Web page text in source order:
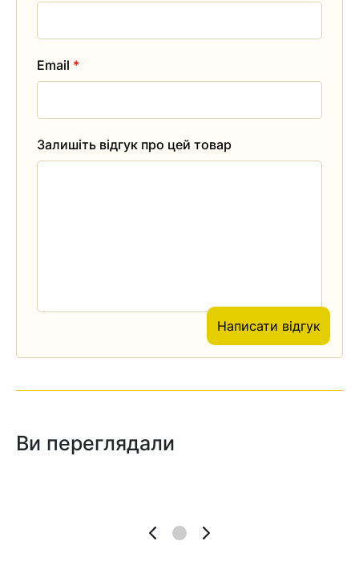
Залишіть відгук про цей товар
Email *
Написати відгук
Ви переглядали